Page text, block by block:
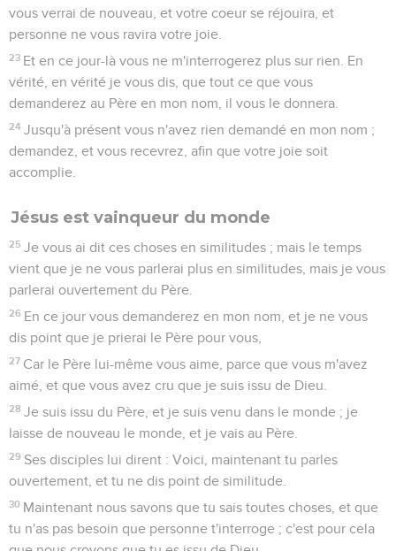
vous verrai de nouveau, et votre coeur se réjouira, et
personne ne vous ravira votre joie.
23 Et en ce jour-là vous ne m'interrogerez plus sur rien. En
vérité, en vérité je vous dis, que tout ce que vous
demanderez au Père en mon nom, il vous le donnera.
24 Jusqu'à présent vous n'avez rien demandé en mon nom ;
demandez, et vous recevrez, afin que votre joie soit
accomplie.
Jésus est vainqueur du monde
25 Je vous ai dit ces choses en similitudes ; mais le temps
vient que je ne vous parlerai plus en similitudes, mais je vous
parlerai ouvertement du Père.
26 En ce jour vous demanderez en mon nom, et je ne vous
dis point que je prierai le Père pour vous,
27 Car le Père lui-même vous aime, parce que vous m'avez
aimé, et que vous avez cru que je suis issu de Dieu.
28 Je suis issu du Père, et je suis venu dans le monde ; je
laisse de nouveau le monde, et je vais au Père.
29 Ses disciples lui dirent : Voici, maintenant tu parles
ouvertement, et tu ne dis point de similitude.
30 Maintenant nous savons que tu sais toutes choses, et que
tu n'as pas besoin que personne t'interroge ; c'est pour cela